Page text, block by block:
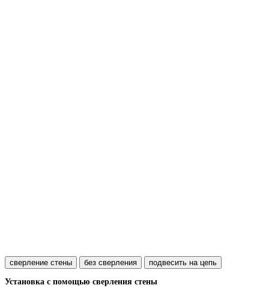
сверление стены без сверления подвесить на цепь
Установка с помощью сверления стены